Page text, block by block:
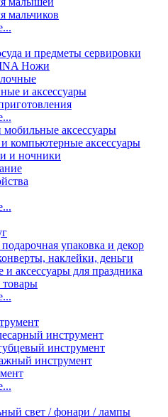
мальчиков
и предметы сервировки
Ножи
и аксессуары
мобильные аксессуары
компьютерные аксессуары
и ночники
упаковка и декор
наклейки, деньги
аксессуары для праздника
инструмент
инструмент
инструмент
свет / фонари / лампы